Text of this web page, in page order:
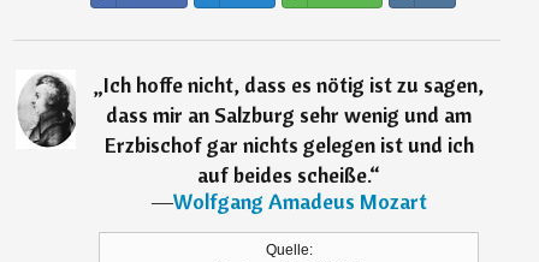
„Ich hoffe nicht, dass es nötig ist zu sagen,
dass mir an Salzburg sehr wenig und am
Erzbischof gar nichts gelegen ist und ich
auf beides scheiße.“
―Wolfgang Amadeus Mozart
Quelle: